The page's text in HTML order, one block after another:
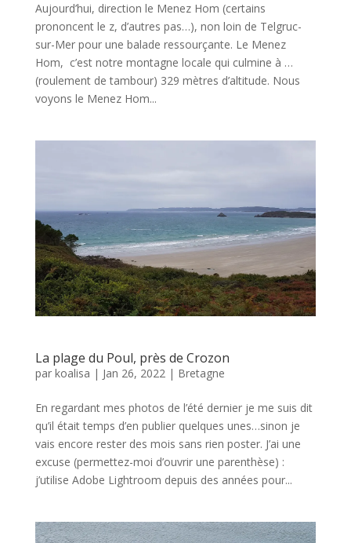
Aujourd’hui, direction le Menez Hom (certains
prononcent le z, d’autres pas…), non loin de Telgruc-
sur-Mer pour une balade ressourçante. Le Menez
Hom, c’est notre montagne locale qui culmine à …
(roulement de tambour) 329 mètres d’altitude. Nous
voyons le Menez Hom...
La plage du Poul, près de Crozon
par koalisa | Jan 26, 2022| Bretagne
En regardant mes photos de l’été dernier je me suis dit
qu’il était temps d’en publier quelques unes…sinon je
vais encore rester des mois sans rien poster. J’ai une
excuse (permettez-moi d’ouvrir une parenthèse) :
j’utilise Adobe Lightroom depuis des années pour...